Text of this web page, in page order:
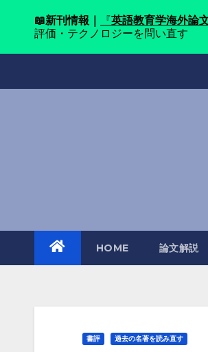
HOME 論文解説
書評 過去の名著を読み直す
📖新刊情報｜ 『英語教育学海外論
評価・テクノロジーを問い直す